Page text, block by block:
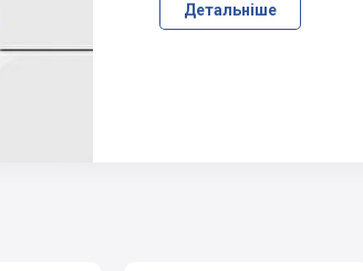
Детальніше